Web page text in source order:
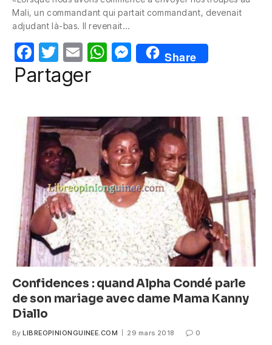
e
b
o
o
k
er
s
A
p
p
e
g
er
Mali, un commandant qui partait commandant, devenait
adjudant là-bas. Il revenait…
F
a
e
b
o
o
k
T
w
itt
er
E
m
W
s
A
p
p
M
e
e
n
g
er
Share
Partager
Confidences : quand Alpha Condé parle
de son mariage avec dame Mama Kanny
Diallo
By LIBREOPINIONGUINEE.COM 29 mars 2018 0